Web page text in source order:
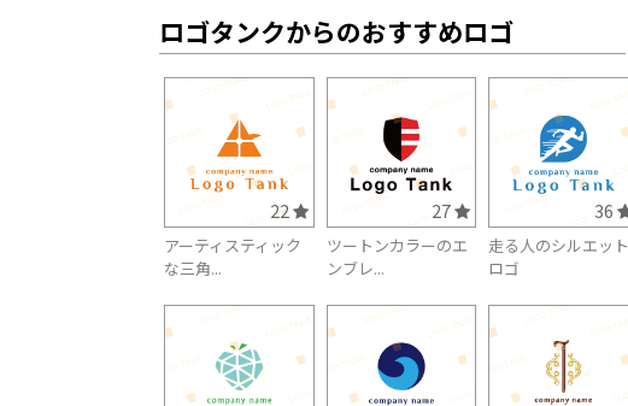
ロゴタンクからのおすすめロゴ
22
アーティスティック
な三角...
27
ツートンカラーのエ
ンブレ...
36
走る人のシルエット
ロゴ